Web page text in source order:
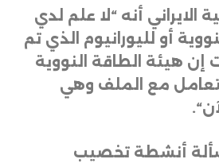
الايراني أنه “لا علم لدي
أو لليورانيوم الذي تم
هيئة الطاقة النووية
تتعامل مع الملف وهي
“.
أنشطة تخصيب